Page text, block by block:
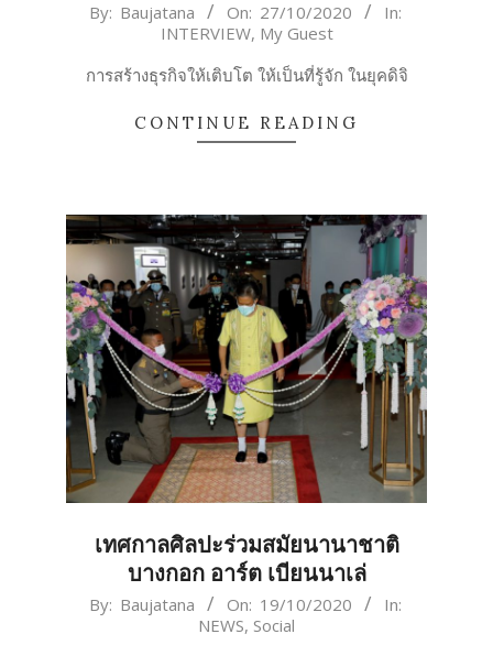
2020-
By: Baujatana On: 27/10/2020
In:
INTERVIEW, My​ Guest
การสร้างธุรกิจให้เติบโต ให้เป็นที่รู้จัก ในยุคดิจิ
CONTINUE READING
เทศกาลศิลปะร่วมสมัยนานาชาติ
บางกอก อาร์ต เบียนนาเล่
2020-
By: Baujatana On: 19/10/2020
In:
NEWS, Social